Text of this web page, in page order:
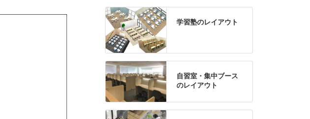
学習塾のレイアウト
自習室・集中ブース
のレイアウト